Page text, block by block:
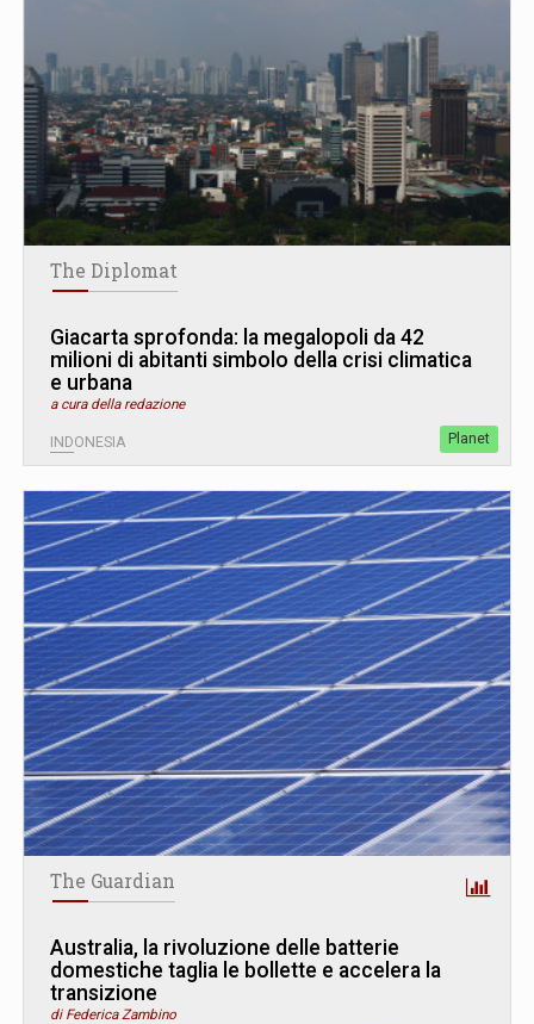
The Diplomat
Giacarta sprofonda: la megalopoli da 42
milioni di abitanti simbolo della crisi climatica
e urbana
a cura della redazione
INDONESIA Planet
The Guardian
Australia, la rivoluzione delle batterie
domestiche taglia le bollette e accelera la
transizione
di Federica Zambino